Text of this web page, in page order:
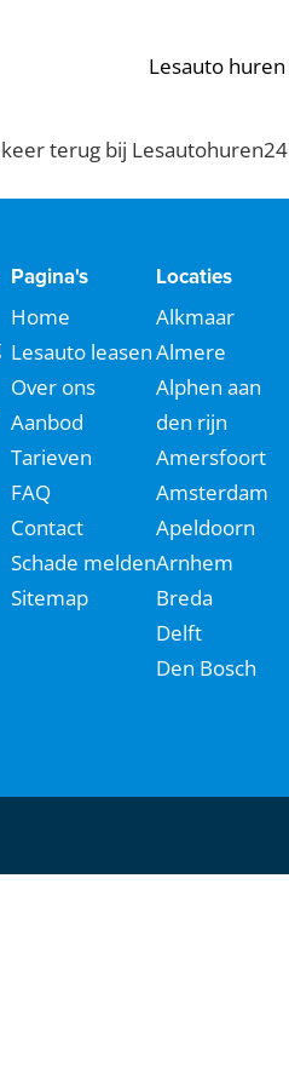
Lesauto huren
terug bij Lesautohuren24
Pagina's
Home
Lesauto leasen
Over ons
Aanbod
Tarieven
FAQ
Contact
Schade melden
Sitemap
Locaties
Alkmaar
Almere
Alphen aan
den rijn
Amersfoort
Amsterdam
Apeldoorn
Arnhem
Breda
Delft
Den Bosch